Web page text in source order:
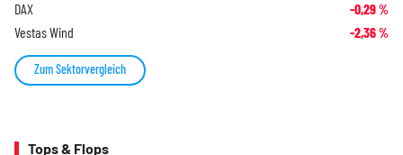
DAX -0,29%
Vestas Wind -2,36%
Zum Sektorvergleich
Tops & Flops